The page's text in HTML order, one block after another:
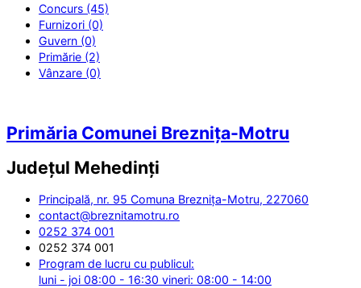
Concurs (45)
Furnizori (0)
Guvern (0)
Primărie (2)
Vânzare (0)
Primăria Comunei Breznița-Motru
Județul Mehedinți
Principală, nr. 95 Comuna Breznița-Motru, 227060
contact@breznitamotru.ro
0252 374 001
0252 374 001
Program de lucru cu publicul:
luni - joi 08:00 - 16:30 vineri: 08:00 - 14:00